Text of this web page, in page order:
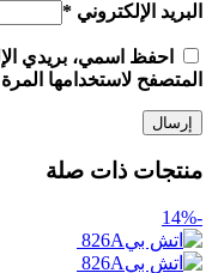
البريد الإلكتروني *
احفظ اسمي، بريدي
المتصفح لاستخدامها
منتجات ذات صلة
-14%